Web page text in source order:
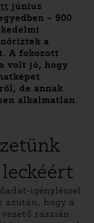
június
– 900
a
A fokozott
volt jó, hogy
de annak
alkalmatlan.
igényléssel
azután, hogy a
razzián